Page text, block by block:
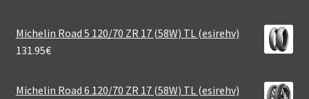
Michelin Road 5 120/70 ZR 17 (58W) TL (esirehv)
131.95€
Michelin Road 6 120/70 ZR 17 (58W) TL (esirehv)